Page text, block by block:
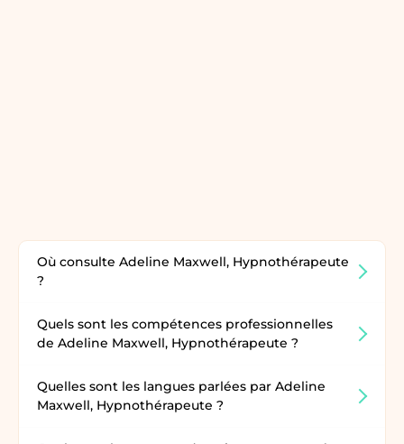
Où consulte Adeline Maxwell, Hypnothérapeute
?
Quels sont les compétences professionnelles
de Adeline Maxwell, Hypnothérapeute ?
Quelles sont les langues parlées par Adeline
Maxwell, Hypnothérapeute ?